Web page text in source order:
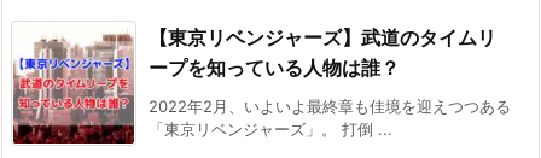
【東京リベンジャーズ】武道のタイムリ
ープを知っている人物は誰？
2022年2月、いよいよ最終章も佳境を迎えつつある
「東京リベンジャーズ」。 打倒 ...